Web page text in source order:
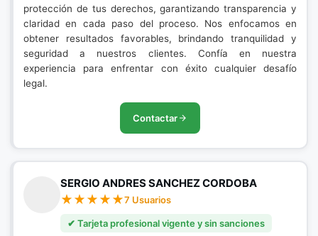
protección de tus derechos, garantizando transparencia y
claridad en cada paso del proceso. Nos enfocamos en
obtener resultados favorables, brindando tranquilidad y
seguridad a nuestros clientes. Confía en nuestra
experiencia para enfrentar con éxito cualquier desafío
legal.
Contactar
SERGIO ANDRES SANCHEZ CORDOBA
7 Usuarios
✔ Tarjeta profesional vigente y sin sanciones